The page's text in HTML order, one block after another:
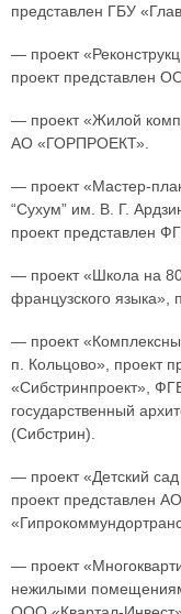
представлен ГБУ
— проект
проект представлен
— проект «Жилой
АО «ГОРПРОЕКТ».
— проект «Мастер-
“Сухум” им. В. Г.
проект представлен
— проект «Школа на
французского
— проект
п. Кольцово», проект
«Сибстринпроект»,
государственный
(Сибстрин).
— проект «Детский
проект представлен
— проект
нежилыми